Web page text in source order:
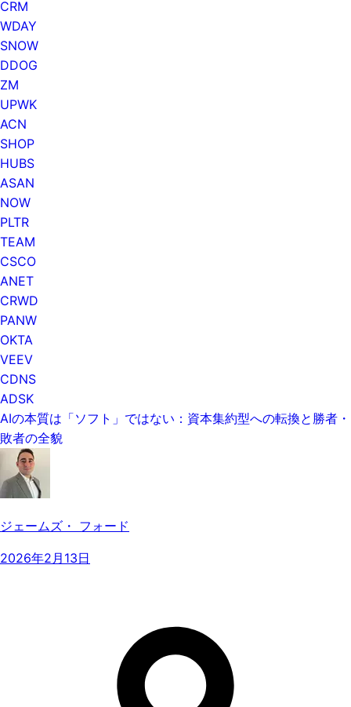
CRM
WDAY
SNOW
DDOG
ZM
UPWK
ACN
SHOP
HUBS
ASAN
NOW
PLTR
TEAM
CSCO
ANET
CRWD
PANW
OKTA
VEEV
CDNS
ADSK
AIの本質は「ソフト」ではない：資本集約型への転換と勝者・
敗者の全貌
ジェームズ・ フォード
2026年2月13日